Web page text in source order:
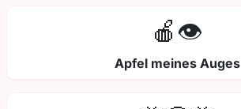
🍎👁️
Apfel meines Auges